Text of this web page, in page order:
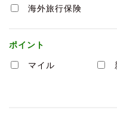
海外旅行保険
マイル
ポイント